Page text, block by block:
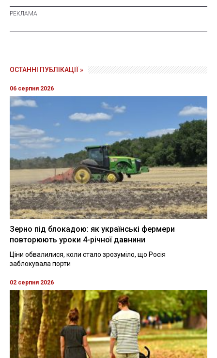
ОСТАННІ ПУБЛІКАЦІЇ »
06 серпня 2026
Зерно під блокадою: як українські фермери
повторюють уроки 4-річної давнини
Ціни обвалилися, коли стало зрозуміло, що Росія
заблокувала порти
02 серпня 2026